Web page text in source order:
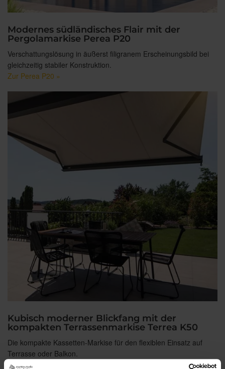
Modernes südländisches Flair mit der
Pergolamarkise Perea P20
Verschattungslösung in äußerst filigranem Erscheinungsbild bei
gleichzeitig stabiler Konstruktion.
Zur Perea P20 »
Kubisch moderner Blickfang mit der
kompakten Terrassenmarkise Terrea K50
Die kompakte Kassetten-Markise für den flexiblen Einsatz auf
Terrasse oder Balkon.
Zur Terrea K50 »